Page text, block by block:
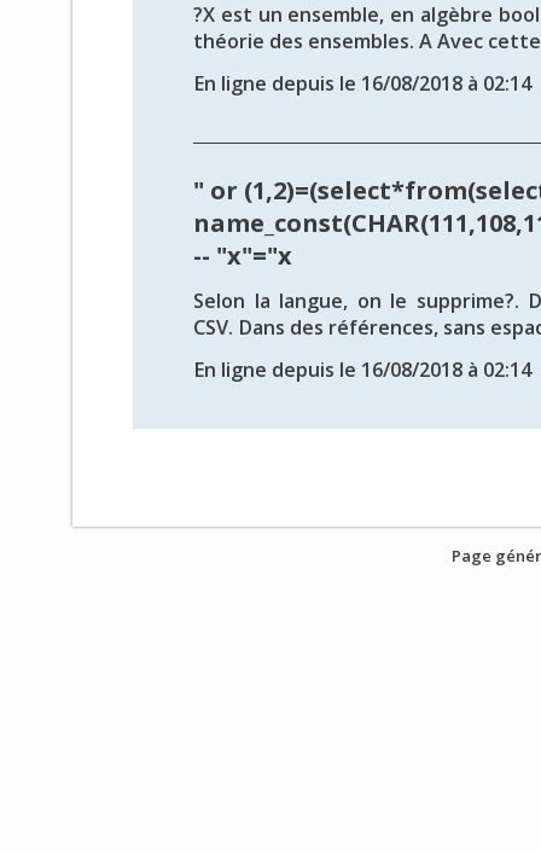
?X est un ensemble, en algèbre
théorie des ensembles. A Avec
En ligne depuis le 16/08/2018 à 02:14
" or
-- "x"="x
Selon la langue, on le supprime?.
CSV. Dans des références, sans
En ligne depuis le 16/08/2018 à 02:14
Page